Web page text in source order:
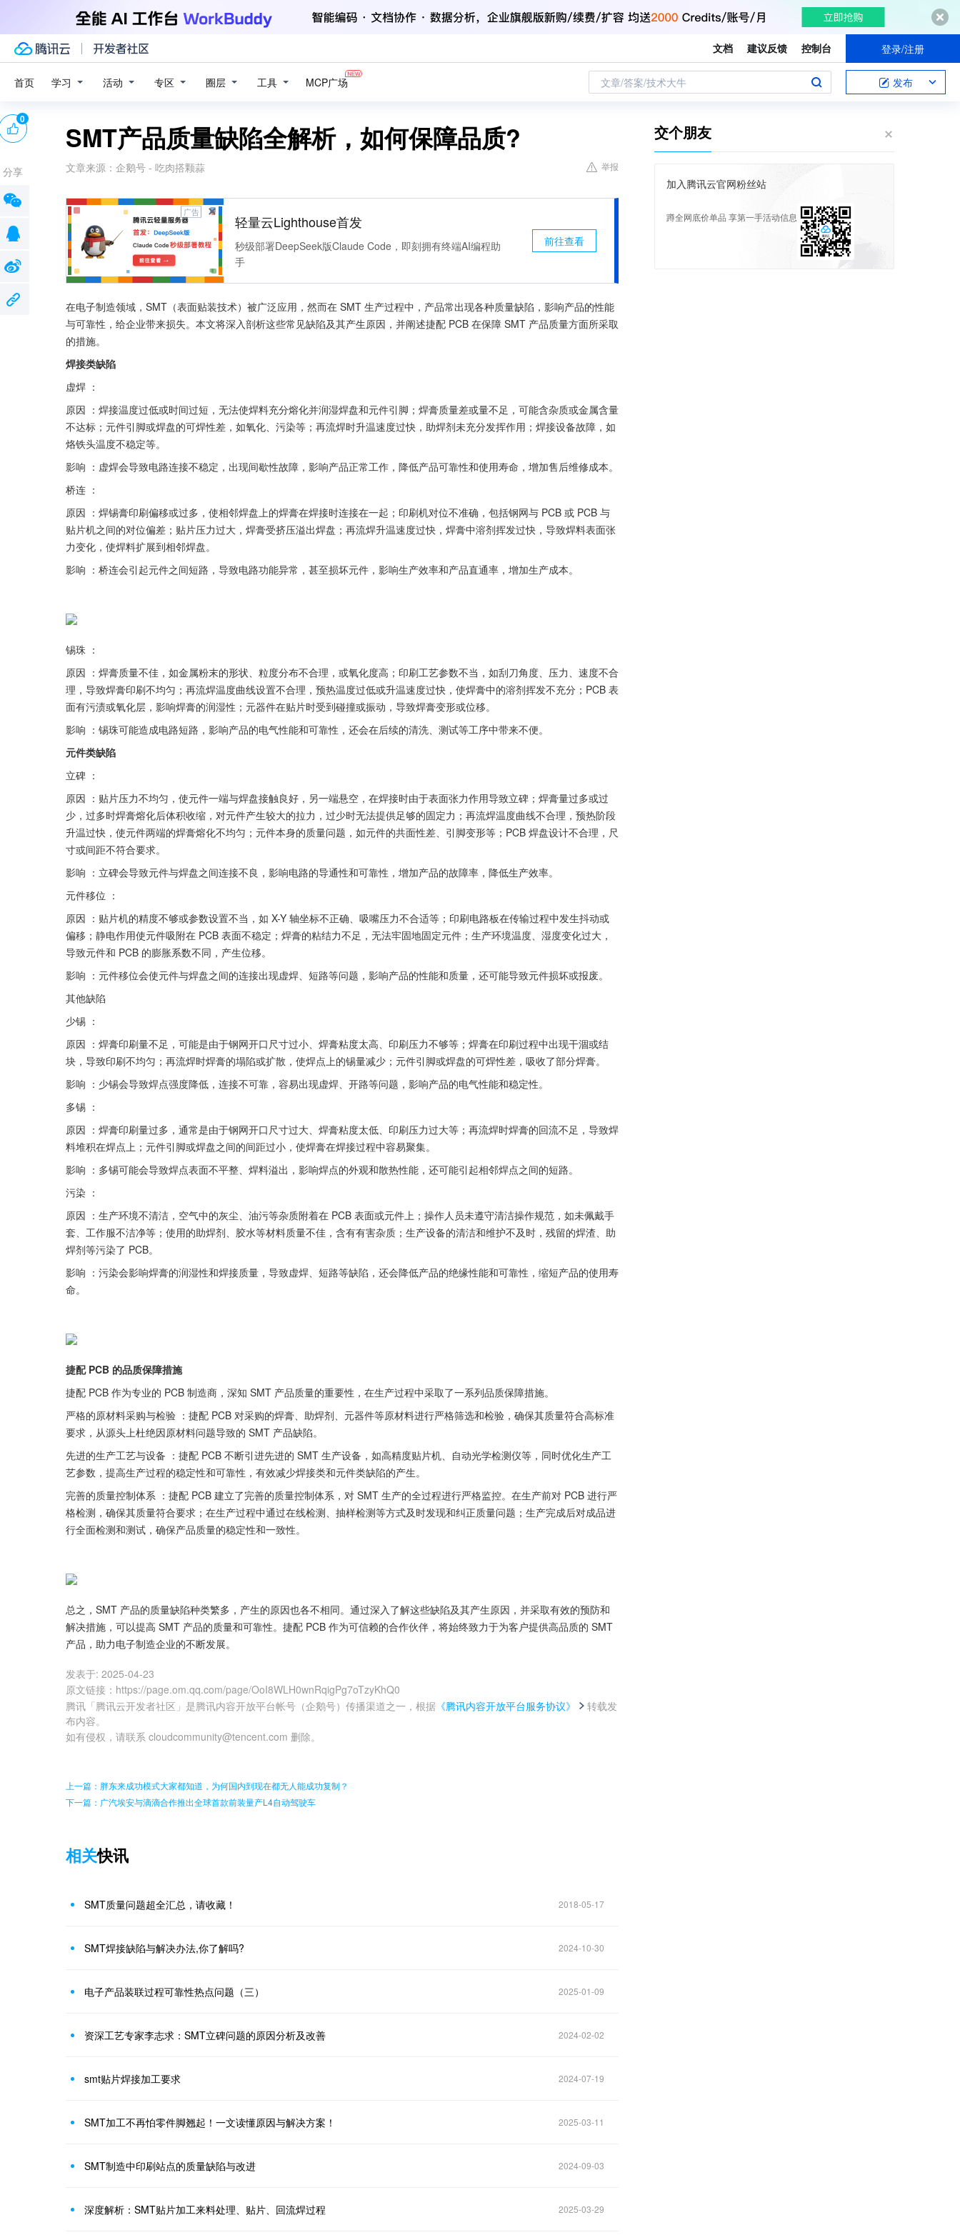
文档 建议反馈 控制台 登录/注册
首页 学习 活动 专区 圈层 工具 MCP广场 文章/答案/技术大牛 发布
SMT产品质量缺陷全解析，如何保障品质?
文章来源： 企鹅号 - 吃肉搭颗蒜 举报
广告
轻量云Lighthouse首发
秒级部署DeepSeek版Claude Code，即刻拥有终端AI编程助
手
前往查看
在电子制造领域，SMT（表面贴装技术）被广泛应用，然而在 SMT 生产过程中，产品常出现各种质量缺陷，影响产品的性能
与可靠性，给企业带来损失。本文将深入剖析这些常见缺陷及其产生原因，并阐述捷配 PCB 在保障 SMT 产品质量方面所采取
的措施。
焊接类缺陷
虚焊 ：
原因 ：焊接温度过低或时间过短，无法使焊料充分熔化并润湿焊盘和元件引脚；焊膏质量差或量不足，可能含杂质或金属含量
不达标；元件引脚或焊盘的可焊性差，如氧化、污染等；再流焊时升温速度过快，助焊剂未充分发挥作用；焊接设备故障，如
烙铁头温度不稳定等。
影响 ：虚焊会导致电路连接不稳定，出现间歇性故障，影响产品正常工作，降低产品可靠性和使用寿命，增加售后维修成本。
桥连 ：
原因 ：焊锡膏印刷偏移或过多，使相邻焊盘上的焊膏在焊接时连接在一起；印刷机对位不准确，包括钢网与 PCB 或 PCB 与
贴片机之间的对位偏差；贴片压力过大，焊膏受挤压溢出焊盘；再流焊升温速度过快，焊膏中溶剂挥发过快，导致焊料表面张
力变化，使焊料扩展到相邻焊盘。
影响 ：桥连会引起元件之间短路，导致电路功能异常，甚至损坏元件，影响生产效率和产品直通率，增加生产成本。
锡珠 ：
原因 ：焊膏质量不佳，如金属粉末的形状、粒度分布不合理，或氧化度高；印刷工艺参数不当，如刮刀角度、压力、速度不合
理，导致焊膏印刷不均匀；再流焊温度曲线设置不合理，预热温度过低或升温速度过快，使焊膏中的溶剂挥发不充分；PCB 表
面有污渍或氧化层，影响焊膏的润湿性；元器件在贴片时受到碰撞或振动，导致焊膏变形或位移。
影响 ：锡珠可能造成电路短路，影响产品的电气性能和可靠性，还会在后续的清洗、测试等工序中带来不便。
元件类缺陷
立碑 ：
原因 ：贴片压力不均匀，使元件一端与焊盘接触良好，另一端悬空，在焊接时由于表面张力作用导致立碑；焊膏量过多或过
少，过多时焊膏熔化后体积收缩，对元件产生较大的拉力，过少时无法提供足够的固定力；再流焊温度曲线不合理，预热阶段
升温过快，使元件两端的焊膏熔化不均匀；元件本身的质量问题，如元件的共面性差、引脚变形等；PCB 焊盘设计不合理，尺
寸或间距不符合要求。
影响 ：立碑会导致元件与焊盘之间连接不良，影响电路的导通性和可靠性，增加产品的故障率，降低生产效率。
元件移位 ：
原因 ：贴片机的精度不够或参数设置不当，如 X-Y 轴坐标不正确、吸嘴压力不合适等；印刷电路板在传输过程中发生抖动或
偏移；静电作用使元件吸附在 PCB 表面不稳定；焊膏的粘结力不足，无法牢固地固定元件；生产环境温度、湿度变化过大，
导致元件和 PCB 的膨胀系数不同，产生位移。
影响 ：元件移位会使元件与焊盘之间的连接出现虚焊、短路等问题，影响产品的性能和质量，还可能导致元件损坏或报废。
其他缺陷
少锡 ：
原因 ：焊膏印刷量不足，可能是由于钢网开口尺寸过小、焊膏粘度太高、印刷压力不够等；焊膏在印刷过程中出现干涸或结
块，导致印刷不均匀；再流焊时焊膏的塌陷或扩散，使焊点上的锡量减少；元件引脚或焊盘的可焊性差，吸收了部分焊膏。
影响 ：少锡会导致焊点强度降低，连接不可靠，容易出现虚焊、开路等问题，影响产品的电气性能和稳定性。
多锡 ：
原因 ：焊膏印刷量过多，通常是由于钢网开口尺寸过大、焊膏粘度太低、印刷压力过大等；再流焊时焊膏的回流不足，导致焊
料堆积在焊点上；元件引脚或焊盘之间的间距过小，使焊膏在焊接过程中容易聚集。
影响 ：多锡可能会导致焊点表面不平整、焊料溢出，影响焊点的外观和散热性能，还可能引起相邻焊点之间的短路。
污染 ：
原因 ：生产环境不清洁，空气中的灰尘、油污等杂质附着在 PCB 表面或元件上；操作人员未遵守清洁操作规范，如未佩戴手
套、工作服不洁净等；使用的助焊剂、胶水等材料质量不佳，含有有害杂质；生产设备的清洁和维护不及时，残留的焊渣、助
焊剂等污染了 PCB。
影响 ：污染会影响焊膏的润湿性和焊接质量，导致虚焊、短路等缺陷，还会降低产品的绝缘性能和可靠性，缩短产品的使用寿
命。
捷配 PCB 的品质保障措施
捷配 PCB 作为专业的 PCB 制造商，深知 SMT 产品质量的重要性，在生产过程中采取了一系列品质保障措施。
严格的原材料采购与检验 ：捷配 PCB 对采购的焊膏、助焊剂、元器件等原材料进行严格筛选和检验，确保其质量符合高标准
要求，从源头上杜绝因原材料问题导致的 SMT 产品缺陷。
先进的生产工艺与设备 ：捷配 PCB 不断引进先进的 SMT 生产设备，如高精度贴片机、自动光学检测仪等，同时优化生产工
艺参数，提高生产过程的稳定性和可靠性，有效减少焊接类和元件类缺陷的产生。
完善的质量控制体系 ：捷配 PCB 建立了完善的质量控制体系，对 SMT 生产的全过程进行严格监控。在生产前对 PCB 进行严
格检测，确保其质量符合要求；在生产过程中通过在线检测、抽样检测等方式及时发现和纠正质量问题；生产完成后对成品进
行全面检测和测试，确保产品质量的稳定性和一致性。
总之，SMT 产品的质量缺陷种类繁多，产生的原因也各不相同。通过深入了解这些缺陷及其产生原因，并采取有效的预防和
解决措施，可以提高 SMT 产品的质量和可靠性。捷配 PCB 作为可信赖的合作伙伴，将始终致力于为客户提供高品质的 SMT
产品，助力电子制造企业的不断发展。
发表于: 2025-04-23
原文链接 ： https://page.om.qq.com/page/OoI8WLH0wnRqigPg7oTzyKhQ0
腾讯「腾讯云开发者社区」是腾讯内容开放平台帐号（企鹅号）传播渠道之一，根据 《腾讯内容开放平台服务协议》
转载发
布内容。
如有侵权，请联系 cloudcommunity@tencent.com 删除。
0
分享
上一篇：胖东来成功模式大家都知道，为何国内到现在都无人能成功复制？
下一篇：广汽埃安与滴滴合作推出全球首款前装量产L4自动驾驶车
相关快讯
SMT质量问题超全汇总，请收藏！ 2018-05-17
SMT焊接缺陷与解决办法,你了解吗? 2024-10-30
电子产品装联过程可靠性热点问题（三） 2025-01-09
资深工艺专家李志求：SMT立碑问题的原因分析及改善 2024-02-02
smt贴片焊接加工要求 2024-07-19
SMT加工不再怕零件脚翘起！一文读懂原因与解决方案！ 2025-03-11
SMT制造中印刷站点的质量缺陷与改进 2024-09-03
深度解析：SMT贴片加工来料处理、贴片、回流焊过程 2025-03-29
交个朋友
加入腾讯云官网粉丝站
蹲全网底价单品 享第一手活动信息